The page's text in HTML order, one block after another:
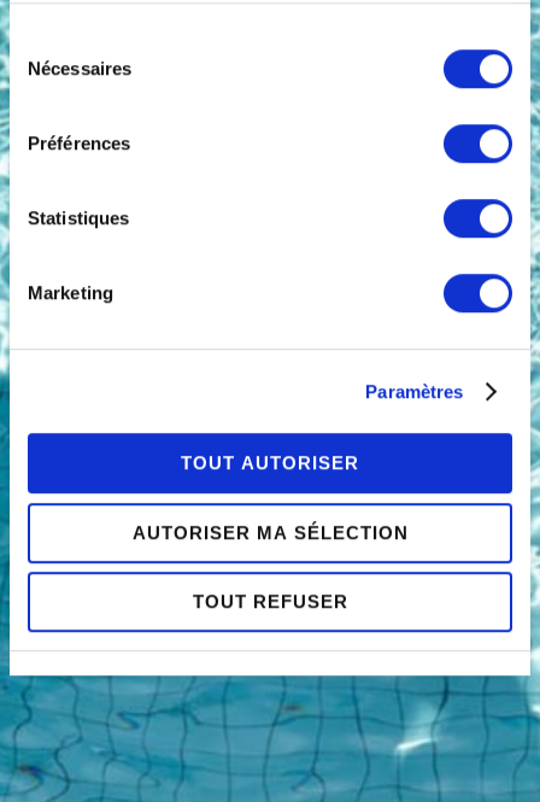
cliquant sur « tout autoriser » ; vous refusez ce dépôt de
cookies (sauf cookies nécessaires) en cliquant sur « tout
paramétrer vos choix en fonction de la finalité des
autoriser ma sélection ». Vous pouvez retirer votre
consentement à tout moment via notre outil de
relative aux cookies sous l’onglet « mentions légales ».
Sélection
du
consentement
Nécessaires
Préférences
Statistiques
Marketing
Paramètres
TOUT AUTORISER
AUTORISER MA SÉLECTION
TOUT REFUSER